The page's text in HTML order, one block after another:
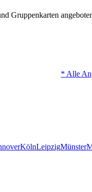
Gruppenkarten
* Alle
KölnLeipzigMünster